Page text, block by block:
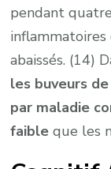
pendant
inflammatoires
abaissés. (14)
les buveurs
par maladie
faible que les